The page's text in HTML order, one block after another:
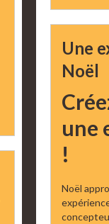
Une
Noël
une
!
Noël